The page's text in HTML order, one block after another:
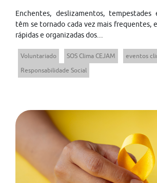
Enchentes, deslizamentos,
têm se tornado cada vez mais frequentes,
rápidas e organizadas dos...
Voluntariado SOS Clima CEJAM
eventos
Responsabilidade Social